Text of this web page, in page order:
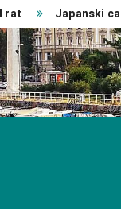
Japanski car